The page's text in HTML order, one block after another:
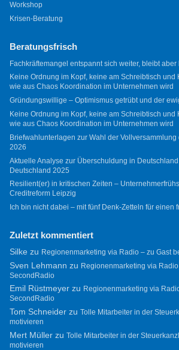
Workshop
Krisen-Beratung
Beratungsfrisch
Fachkräftemangel entspannt sich weiter, bleibt aber
Keine Ordnung im Kopf, keine am Schreibtisch und
wie aus Chaos Koordination im Unternehmen wird
Gründungswillige – Optimismus getrübt und der
Keine Ordnung im Kopf, keine am Schreibtisch und
wie aus Chaos Koordination im Unternehmen wird
Briefwahlunterlagen zur Wahl der Vollversammlung
2026
Aktuelle Analyse zur Überschuldung in
Deutschland 2025
Resilient(er) in kritischen Zeiten –
Creditreform Leipzig
Ich bin nicht dabei – mit fünf Denk-Zetteln für einen
Zuletzt kommentiert
Silkezu Regionenmarketing via Radio – zu Gast
Sven Lehmann zu Regionenmarketing via
SecondRadio
Emil Rüstmeyerzu Regionenmarketing via
SecondRadio
Tom Schneiderzu Tolle Mitarbeiter in der
motivieren
Mert Müllerzu Tolle Mitarbeiter in der
motivieren